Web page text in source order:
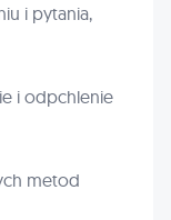
i pytania,
i odpchlenie
metod